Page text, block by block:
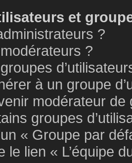
et
?
?
à un groupe
modérateur de
groupes
« Groupe par
le lien « L’équipe